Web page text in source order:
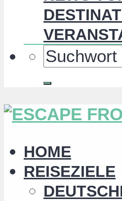
HOME
REISEZIELE